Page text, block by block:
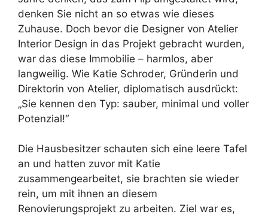
denken Sie nicht an so etwas wie dieses
Zuhause. Doch bevor die Designer von Atelier
Interior Design in das Projekt gebracht wurden,
war das diese Immobilie – harmlos, aber
langweilig. Wie Katie Schroder, Gründerin und
Direktorin von Atelier, diplomatisch ausdrückt:
„Sie kennen den Typ: sauber, minimal und voller
Potenzial!“
Die Hausbesitzer schauten sich eine leere Tafel
an und hatten zuvor mit Katie
zusammengearbeitet, sie brachten sie wieder
rein, um mit ihnen an diesem
Renovierungsprojekt zu arbeiten. Ziel war es,